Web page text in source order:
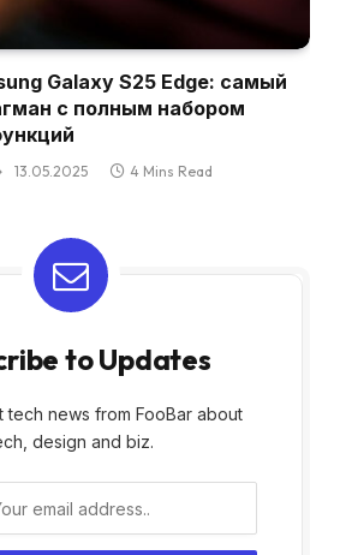
Galaxy S25 Edge: самый
с полным набором
13.05.2025 4 Mins Read
to Updates
tech news from FooBar about
design and biz.